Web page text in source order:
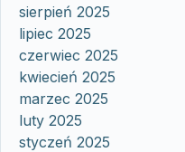
sierpień 2025
lipiec 2025
czerwiec 2025
kwiecień 2025
marzec 2025
luty 2025
styczeń 2025